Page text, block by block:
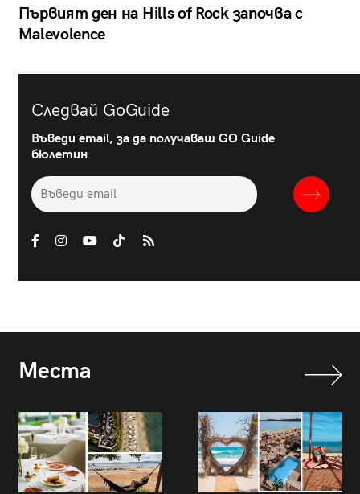
Първият ден на Hills of Rock започва с
Malevolence
Следвай GoGuide
Въведи email, за да получаваш GO Guide
бюлетин
Места